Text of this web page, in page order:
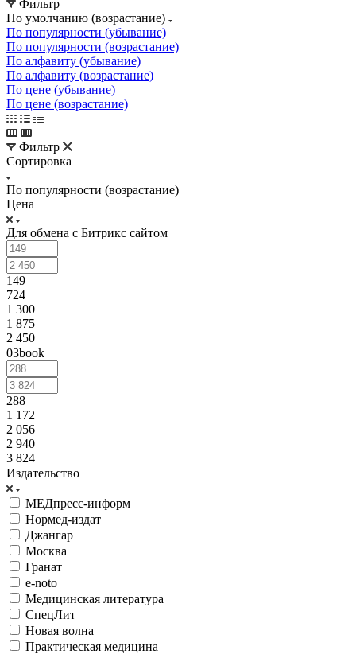
Фильтр
По умолчанию (возрастание)
По популярности (убывание)
По популярности (возрастание)
По алфавиту (убывание)
По алфавиту (возрастание)
По цене (убывание)
По цене (возрастание)
Фильтр
Сортировка
По популярности (возрастание)
Цена
Для обмена с Битрикс сайтом
149
724
1 300
1 875
2 450
03book
288
1 172
2 056
2 940
3 824
Издательство
МЕДпресс-информ
Нормед-издат
Джангар
Москва
Гранат
e-noto
Медицинская литература
СпецЛит
Новая волна
Практическая медицина